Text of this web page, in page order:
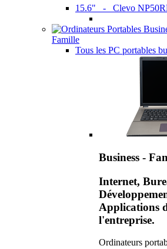
15.6" - Clevo
Famille
Tous les PC portables
Business -
Internet,
Applications
l'entreprise.
Ordinateurs